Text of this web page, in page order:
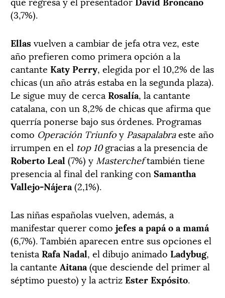
(3,7%).
Ellasvuelven a cambiar de jefa otra vez, este
año prefieren como primera opción a la
cantante Katy Perry, elegida por el 10,2% de las
chicas (un año atrás estaba en la segunda plaza).
Le sigue muy de cerca Rosalía, la cantante
catalana, con un 8,2% de chicas que afirma que
querría ponerse bajo sus órdenes. Programas
como Operación Triunfoy Pasapalabraeste año
irrumpen en el top 10gracias a la presencia de
Roberto Leal (7%) y Mastercheftambién tiene
presencia al final del ranking con Samantha
Vallejo-Nájera (2,1%).
Las niñas españolas vuelven, además, a
manifestar querer como jefes a papá o a mamá
(6,7%). También aparecen entre sus opciones el
tenista Rafa Nadal, el dibujo animado Ladybug,
la cantante Aitana (que desciende del primer al
séptimo puesto) y la actrizEster Expósito.